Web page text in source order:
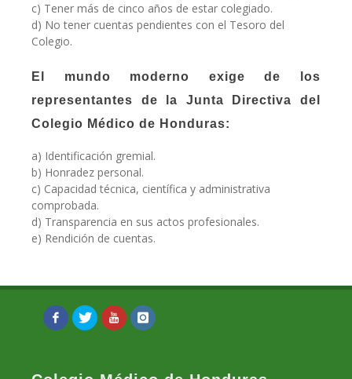
c) Tener más de cinco años de estar colegiado.
d) No tener cuentas pendientes con el Tesoro del
Colegio.
El mundo moderno exige de los
representantes de la Junta Directiva del
Colegio Médico de Honduras:
a) Identificación gremial.
b) Honradez personal.
c) Capacidad técnica, científica y administrativa
comprobada.
d) Transparencia en sus actos profesionales.
e) Rendición de cuentas.